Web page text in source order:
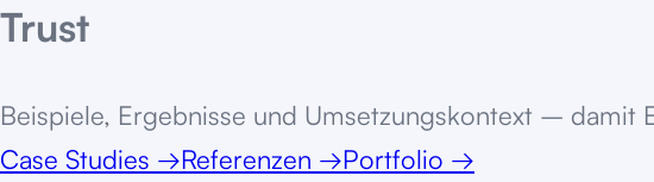
Trust
Beispiele, Ergebnisse und Umsetzungskontext – damit
Case Studies →Referenzen →Portfolio →